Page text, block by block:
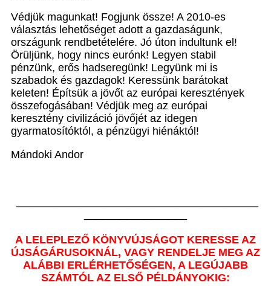
Védjük magunkat! Fogjunk össze! A 2010-es
választás lehetőséget adott a gazdaságunk,
országunk rendbetételére. Jó úton indultunk el!
Örüljünk, hogy nincs eurónk! Legyen stabil
pénzünk, erős hadseregünk! Legyünk mi is
szabadok és gazdagok! Keressünk barátokat
keleten! Építsük a jövőt az európai keresztények
összefogásában! Védjük meg az európai
keresztény civilizáció jövőjét az idegen
gyarmatosítóktól, a pénzügyi hiénáktól!
Mándoki Andor
A LELEPLEZŐ KÖNYVÚJSÁGOT KERESSE AZ
ÚJSÁGÁRUSOKNÁL, VAGY RENDELJE MEG AZ
ALÁBBI ERLÉRHETŐSÉGEN, A LEGÚJABB
SZÁMTÓL AZ ELSŐ PÉLDÁNYOKIG: